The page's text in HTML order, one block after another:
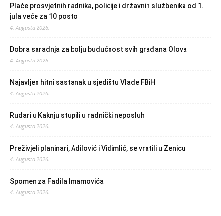
Plaće prosvjetnih radnika, policije i državnih službenika od 1.
jula veće za 10 posto
4. Augusta 2026.
Dobra saradnja za bolju budućnost svih građana Olova
4. Augusta 2026.
Najavljen hitni sastanak u sjedištu Vlade FBiH
4. Augusta 2026.
Rudari u Kaknju stupili u radnički neposluh
4. Augusta 2026.
Preživjeli planinari, Adilović i Vidimlić, se vratili u Zenicu
4. Augusta 2026.
Spomen za Fadila Imamovića
4. Augusta 2026.